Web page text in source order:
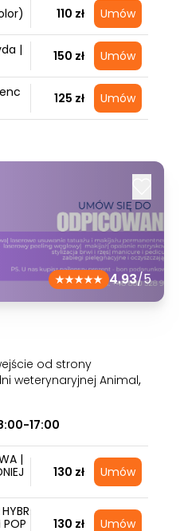
110 zł Umów
|
150 zł Umów
125 zł Umów
4.93/5
od strony
weterynaryjnej Animal,
17:00
|
130 zł Umów
POP
130 zł Umów